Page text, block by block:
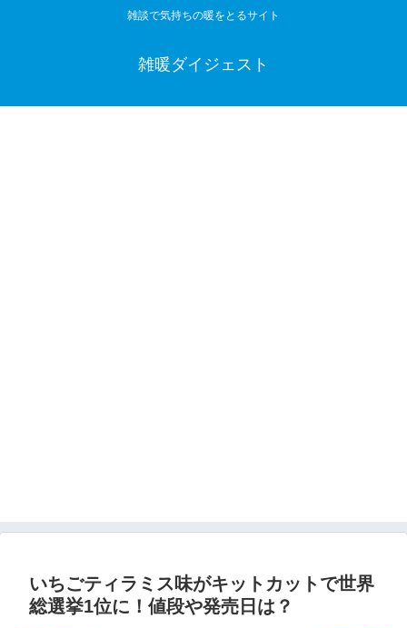
雑談で気持ちの暖をとるサイト
雑暖ダイジェスト
いちごティラミス味がキットカットで世界
総選挙1位に！値段や発売日は？